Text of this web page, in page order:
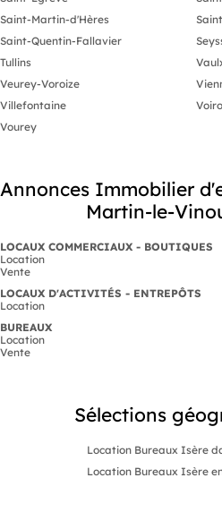
Saint-Martin-d'Hères
Saint-Quentin-Fallavier
Tullins
Veurey-Voroize
Villefontaine
Vourey
Annonces Immobilier
Martin-le-
LOCAUX COMMERCIAUX - BOUTIQUES
Location
Vente
LOCAUX D'ACTIVITÉS - ENTREPÔTS
Location
BUREAUX
Location
Vente
Sélections
Location Bureaux Isère
Location Bureaux Isère